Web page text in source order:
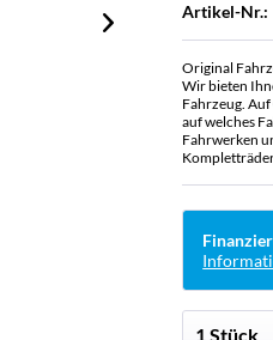
Artikel-Nr.:
Original
Wir bieten
Fahrzeug.
auf welches
Fahrwerken